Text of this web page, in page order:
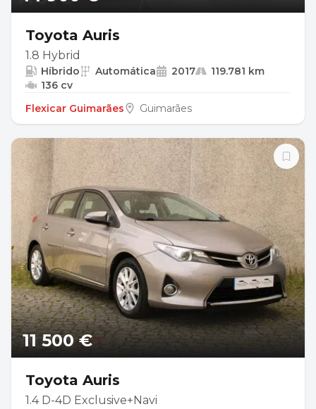
Toyota Auris
1.8 Hybrid
Híbrido Automática 2017
119.781 km
136 cv
Flexicar Guimarães
Guimarães
11 500 €
Toyota Auris
1.4 D-4D Exclusive+Navi